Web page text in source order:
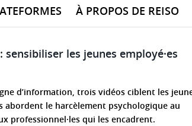
À PROPOS DE REISO
les jeunes employé·es
d’information, trois vidéos ciblent les
abordent le harcèlement psychologique au
professionnel·les qui les encadrent.